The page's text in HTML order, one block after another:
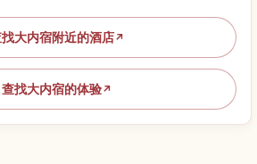
大内宿附近的酒店↗
查找大内宿的体验↗